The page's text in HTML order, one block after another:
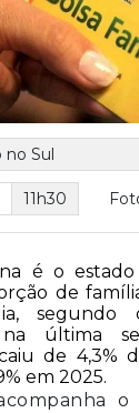
no Sul
11h30
é o
de
segundo
na última
de 4,3%
em 2025.
o